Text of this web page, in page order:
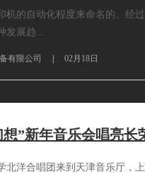
机的自动化程度来命名的。经
发展趋...
有限公司 02月18日
”新年音乐会唱亮长
北洋合唱团来到天津音乐厅，